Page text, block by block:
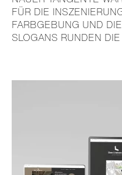
FÜR DIE
FARB­GE­BUNG UND
SLOGANS RUNDEN